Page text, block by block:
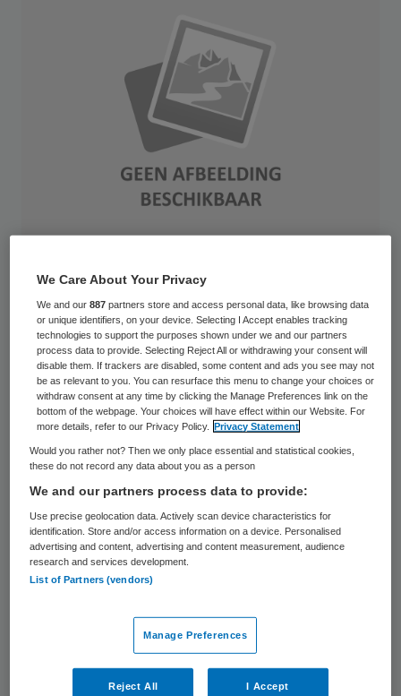
Zorginstellingen in de langdurige zorg
geven in de financiële verantwoording vaak
onvoldoende toelichting op het gebruik van
risicovolle financiële producten, zoals
derivaten. Daardoor wordt valt uit de
jaarrekening niet op te maken of een
instellingen derivaten gebruikt. Dat
constateren accountants van bureau PwC
in het eigen vaktechnisch bulletin Spotlight.
Voor het onderzoek namen de PwC-
consultants de jaarrekeningen van twintig
en tien instellingen in de gehandicaptenzorg
onder de loep. Op basis van deze
inventarisatie constateren de accountants
We Care About Your Privacy
We and our887 partners store and access personal data, like browsing data
or unique identifiers, on your device. Selecting I Accept enables tracking
technologies to support the purposes shown under we and our partners
process data to provide. Selecting Reject All or withdrawing your consent will
disable them. If trackers are disabled, some content and ads you see may not
be as relevant to you. You can resurface this menu to change your choices or
withdraw consent at any time by clicking the Manage Preferences link on the
bottom of the webpage. Your choices will have effect within our Website. For
more details, refer to our Privacy Policy.
Privacy Statement
Would you rather not? Then we only place essential and statistical cookies,
these do not record any data about you as a person
We and our partners process data to provide:
Use precise geolocation data. Actively scan device characteristics for
identification. Store and/or access information on a device. Personalised
advertising and content, advertising and content measurement, audience
research and services development.
List of Partners (vendors)
Manage Preferences
Reject All I Accept